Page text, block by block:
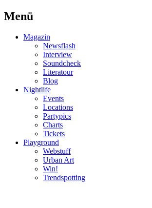
Menü
Magazin
Newsflash
Interview
Soundcheck
Literatour
Blog
Nightlife
Events
Locations
Partypics
Charts
Tickets
Playground
Webstuff
Urban Art
Win!
Trendspotting